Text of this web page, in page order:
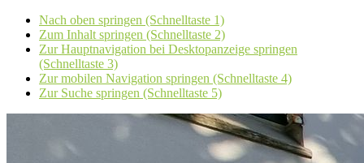
Nach oben springen (Schnelltaste 1)
Zum Inhalt springen (Schnelltaste 2)
Zur Hauptnavigation bei Desktopanzeige springen
(Schnelltaste 3)
Zur mobilen Navigation springen (Schnelltaste 4)
Zur Suche springen (Schnelltaste 5)